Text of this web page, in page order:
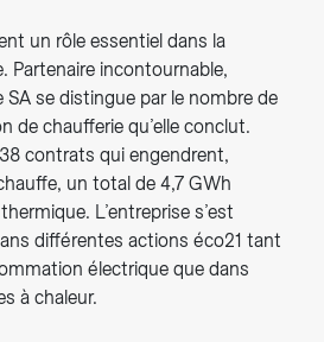
un rôle essentiel dans la
Partenaire incontournable,
se distingue par le nombre de
de chaufferie qu’elle conclut.
contrats qui engendrent,
un total de 4,7 GWh
L’entreprise s’est
différentes actions éco21 tant
électrique que dans
à chaleur.